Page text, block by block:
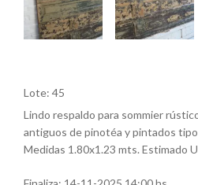
Lote: 45
Lindo respaldo para sommier
antiguos de pinotéa y pintados tipo
Medidas 1.80x1.23 mts. Estimado